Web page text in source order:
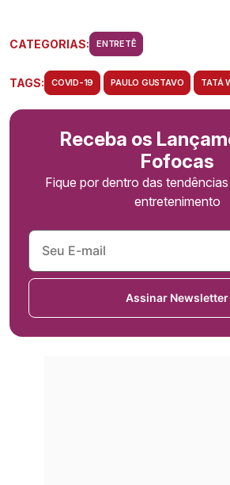
CATEGORIAS: ENTRETÊ
TAGS: COVID-19 PAULO GUSTAVO TATÁ
Receba os
Fofocas
Fique por dentro das
entretenimento
Assinar Newsletter